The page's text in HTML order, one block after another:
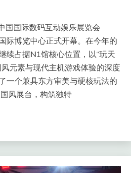
国国际数码互动娱乐展览会
际博览中心正式开幕。在今年的
续占据N1馆核心位置，以“玩天
元素与现代主机游戏体验的深度
一个兼具东方审美与硬核玩法的
风展台，构筑独特